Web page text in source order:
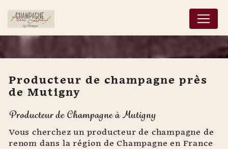
Producteur de
champagne près de
Mutigny
Producteur de champagne près
de Mutigny
Producteur de Champagne à Mutigny
Vous cherchez un producteur de champagne de
renom dans la région de Champagne en France